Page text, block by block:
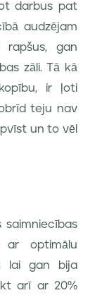
darbus pat
audzējam
rapšus, gan
zāli. Tā kā
ir ļoti
teju nav
un to vēl
saimniecības
ar optimālu
lai gan bija
arī ar 20%